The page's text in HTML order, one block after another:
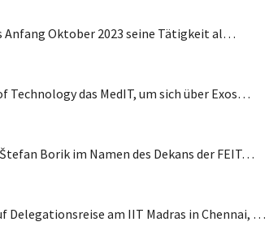
Anfang Oktober 2023 seine Tätigkeit al…
Technology das MedIT, um sich über Exos…
Borik im Namen des Dekans der FEIT…
Delegationsreise am IIT Madras in Chennai, …